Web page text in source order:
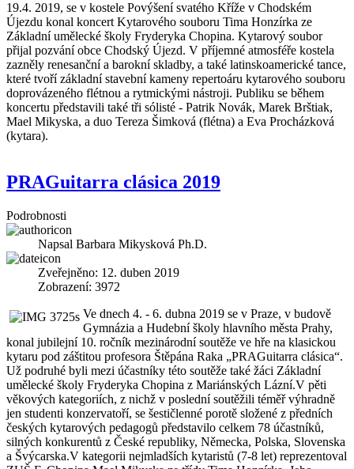
19.4. 2019, se v kostele Povýšení svatého Kříže v Chodském
Újezdu konal koncert Kytarového souboru Tima Honzírka ze
Základní umělecké školy Fryderyka Chopina. Kytarový soubor
přijal pozvání obce Chodský Újezd. V příjemné atmosféře kostela
zazněly renesanční a barokní skladby, a také latinskoamerické tance,
které tvoří základní stavební kameny repertoáru kytarového souboru
doprovázeného flétnou a rytmickými nástroji. Publiku se během
koncertu představili také tři sólisté - Patrik Novák, Marek Brštiak,
Mael Mikyska, a duo Tereza Šimková (flétna) a Eva Procházková
(kytara).
PRAGuitarra clásica 2019
Podrobnosti
Napsal Barbara Mikysková Ph.D.
Zveřejněno: 12. duben 2019
Zobrazení: 3972
Ve dnech 4. - 6. dubna 2019 se v Praze, v budově
Gymnázia a Hudební školy hlavního města Prahy,
konal jubilejní 10. ročník mezinárodní soutěže ve hře na klasickou
kytaru pod záštitou profesora Štěpána Raka „PRAGuitarra clásica“.
Už podruhé byli mezi účastníky této soutěže také žáci Základní
umělecké školy Fryderyka Chopina z Mariánských Lázní.V pěti
věkových kategoriích, z nichž v poslední soutěžili téměř výhradně
jen studenti konzervatoří, se šestičlenné porotě složené z předních
českých kytarových pedagogů představilo celkem 78 účastníků,
silných konkurentů z České republiky, Německa, Polska, Slovenska
a Švýcarska.V kategorii nejmladších kytaristů (7-8 let) reprezentoval